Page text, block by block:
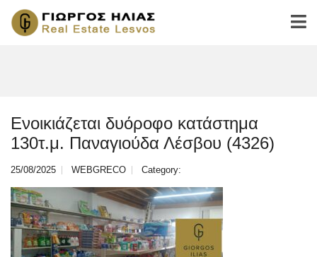
Ενοικιάζεται δυόροφο κατάστημα
130τ.μ. Παναγιούδα Λέσβου (4326)
25/08/2025 WEBGRECO Category: